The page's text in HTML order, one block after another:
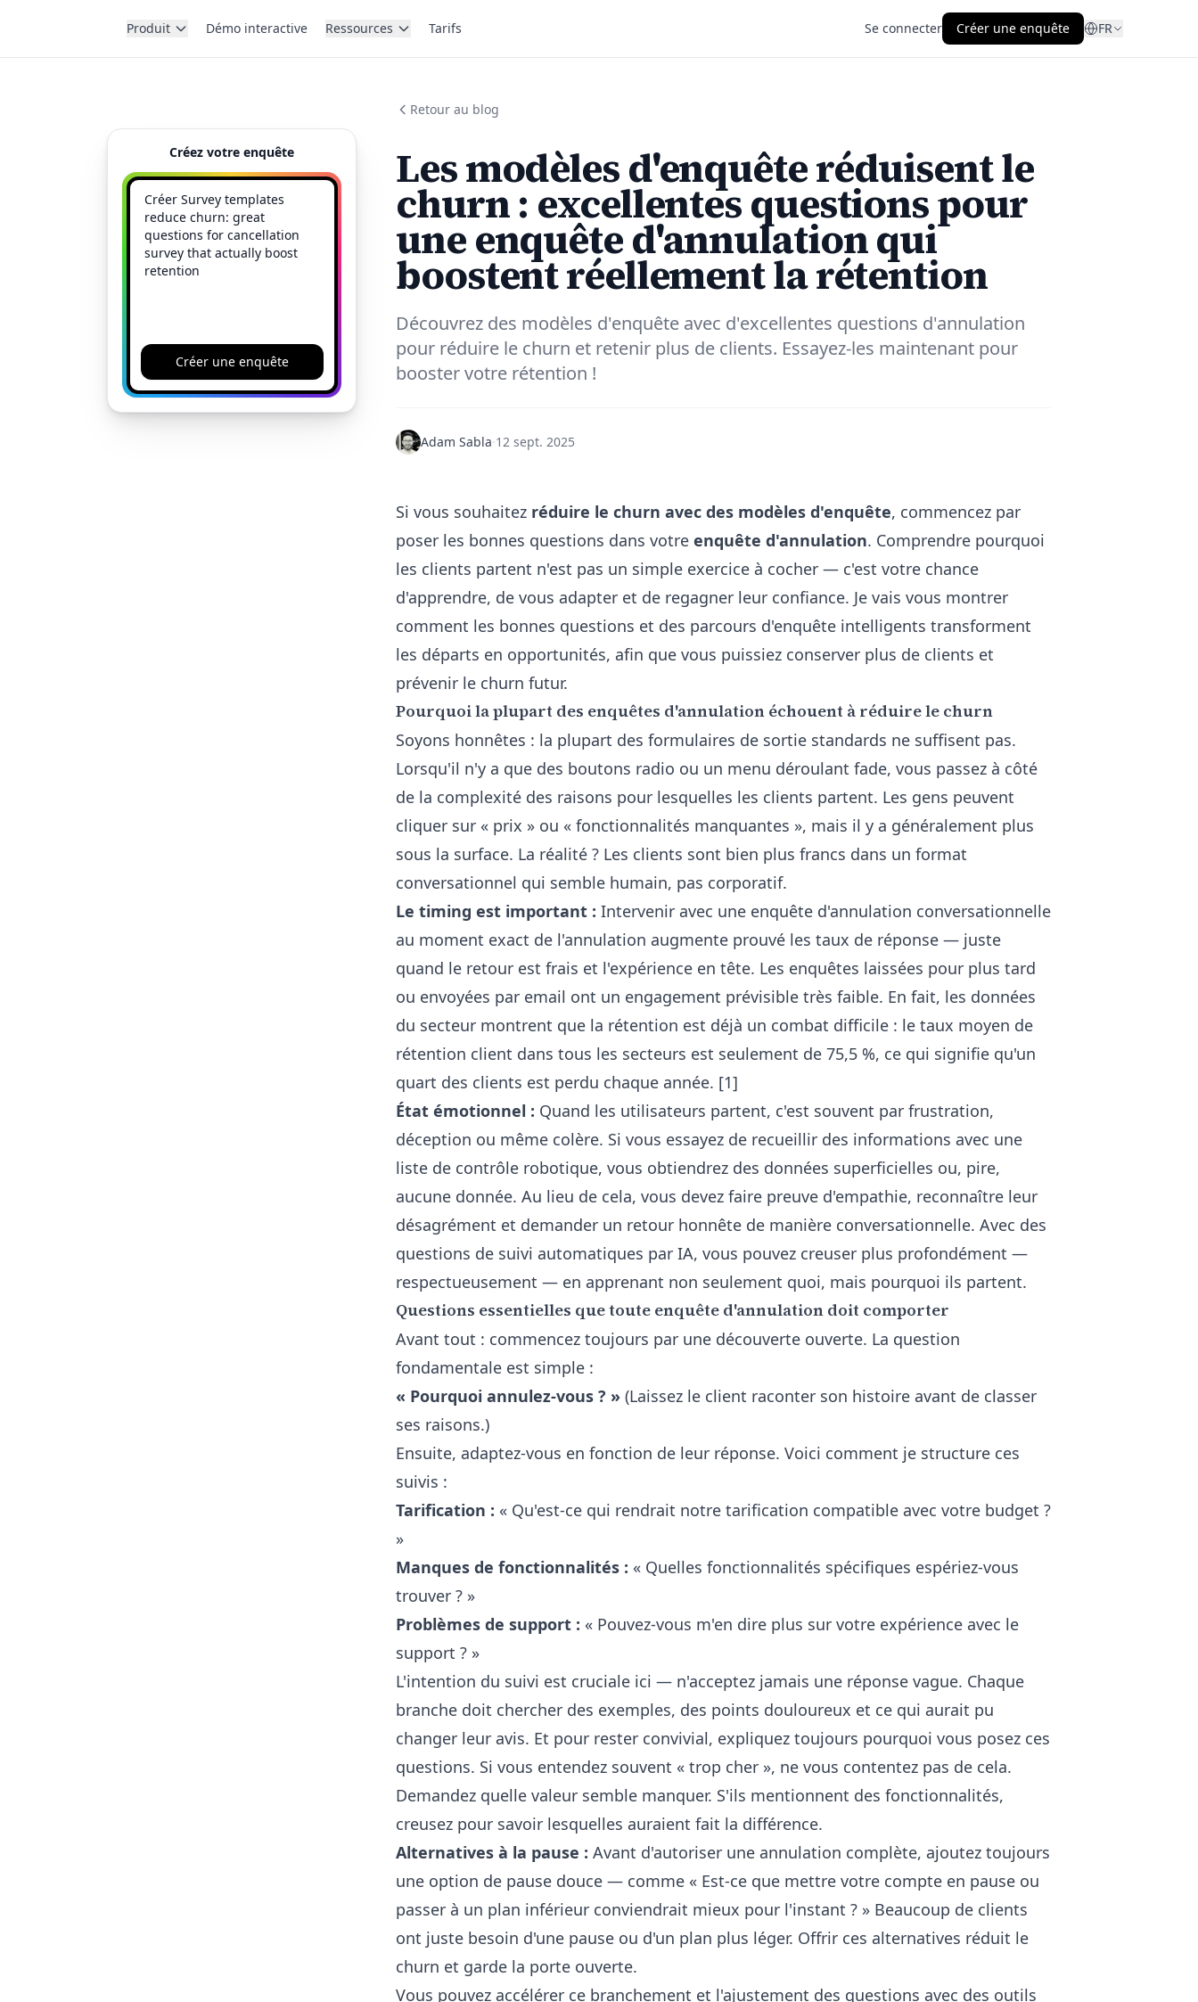
Produit Démo interactive Ressources Tarifs Se connecter Créer une enquête FR
Créez votre enquête
Créer une enquête
Retour au blog
Les modèles d'enquête réduisent le
churn : excellentes questions pour
une enquête d'annulation qui
boostent réellement la rétention
Découvrez des modèles d'enquête avec d'excellentes questions d'annulation
pour réduire le churn et retenir plus de clients. Essayez-les maintenant pour
booster votre rétention !
Adam Sabla·12 sept. 2025
Si vous souhaitez réduire le churn avec des modèles d'enquête, commencez par
poser les bonnes questions dans votre enquête d'annulation. Comprendre pourquoi
les clients partent n'est pas un simple exercice à cocher — c'est votre chance
d'apprendre, de vous adapter et de regagner leur confiance. Je vais vous montrer
comment les bonnes questions et des parcours d'enquête intelligents transforment
les départs en opportunités, afin que vous puissiez conserver plus de clients et
prévenir le churn futur.
Pourquoi la plupart des enquêtes d'annulation échouent à réduire le churn
Soyons honnêtes : la plupart des formulaires de sortie standards ne suffisent pas.
Lorsqu'il n'y a que des boutons radio ou un menu déroulant fade, vous passez à côté
de la complexité des raisons pour lesquelles les clients partent. Les gens peuvent
cliquer sur « prix » ou « fonctionnalités manquantes », mais il y a généralement plus
sous la surface. La réalité ? Les clients sont bien plus francs dans un format
conversationnel qui semble humain, pas corporatif.
Le timing est important : Intervenir avec une enquête d'annulation conversationnelle
au moment exact de l'annulation augmente prouvé les taux de réponse — juste
quand le retour est frais et l'expérience en tête. Les enquêtes laissées pour plus tard
ou envoyées par email ont un engagement prévisible très faible. En fait, les données
du secteur montrent que la rétention est déjà un combat difficile : le taux moyen de
rétention client dans tous les secteurs est seulement de 75,5 %, ce qui signifie qu'un
quart des clients est perdu chaque année. [1]
État émotionnel : Quand les utilisateurs partent, c'est souvent par frustration,
déception ou même colère. Si vous essayez de recueillir des informations avec une
liste de contrôle robotique, vous obtiendrez des données superficielles ou, pire,
aucune donnée. Au lieu de cela, vous devez faire preuve d'empathie, reconnaître leur
désagrément et demander un retour honnête de manière conversationnelle. Avec des
questions de suivi automatiques par IA, vous pouvez creuser plus profondément —
respectueusement — en apprenant non seulement quoi, mais pourquoi ils partent.
Questions essentielles que toute enquête d'annulation doit comporter
Avant tout : commencez toujours par une découverte ouverte. La question
fondamentale est simple :
« Pourquoi annulez-vous ? » (Laissez le client raconter son histoire avant de classer
ses raisons.)
Ensuite, adaptez-vous en fonction de leur réponse. Voici comment je structure ces
suivis :
Tarification : « Qu'est-ce qui rendrait notre tarification compatible avec votre budget ?
»
Manques de fonctionnalités : « Quelles fonctionnalités spécifiques espériez-vous
trouver ? »
Problèmes de support : « Pouvez-vous m'en dire plus sur votre expérience avec le
support ? »
L'intention du suivi est cruciale ici — n'acceptez jamais une réponse vague. Chaque
branche doit chercher des exemples, des points douloureux et ce qui aurait pu
changer leur avis. Et pour rester convivial, expliquez toujours pourquoi vous posez ces
questions. Si vous entendez souvent « trop cher », ne vous contentez pas de cela.
Demandez quelle valeur semble manquer. S'ils mentionnent des fonctionnalités,
creusez pour savoir lesquelles auraient fait la différence.
Alternatives à la pause : Avant d'autoriser une annulation complète, ajoutez toujours
une option de pause douce — comme « Est-ce que mettre votre compte en pause ou
passer à un plan inférieur conviendrait mieux pour l'instant ? » Beaucoup de clients
ont juste besoin d'une pause ou d'un plan plus léger. Offrir ces alternatives réduit le
churn et garde la porte ouverte.
Vous pouvez accélérer ce branchement et l'ajustement des questions avec des outils